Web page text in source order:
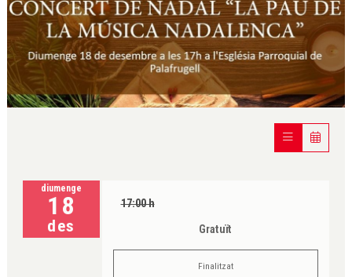
diumenge
18
des
17:00 h
Gratuït
Finalitzat